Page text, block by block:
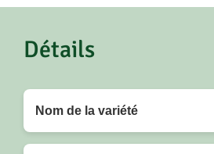
Détails
Nom de la variété